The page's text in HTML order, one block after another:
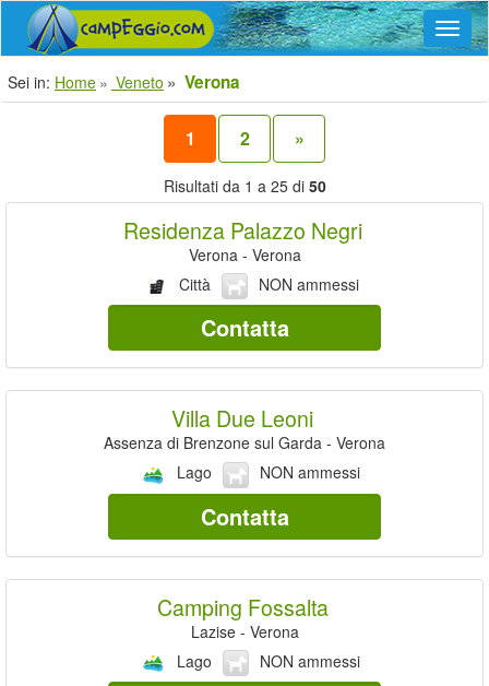
Sei in: Home Veneto Verona
1 2 »
Risultati da 1 a 25 di 50
Residenza Palazzo Negri
Verona - Verona
Città
NON ammessi
Contatta
Villa Due Leoni
Assenza di Brenzone sul Garda - Verona
Lago
NON ammessi
Contatta
Camping Fossalta
Lazise - Verona
Lago
NON ammessi